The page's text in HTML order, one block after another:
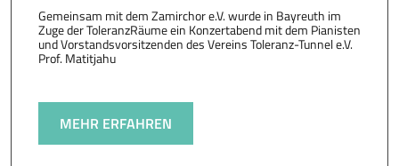
Gemeinsam mit dem Zamirchor e.V. wurde in Bayreuth im
Zuge der ToleranzRäume ein Konzertabend mit dem Pianisten
und Vorstandsvorsitzenden des Vereins Toleranz-Tunnel e.V.
Prof. Matitjahu
MEHR ERFAHREN